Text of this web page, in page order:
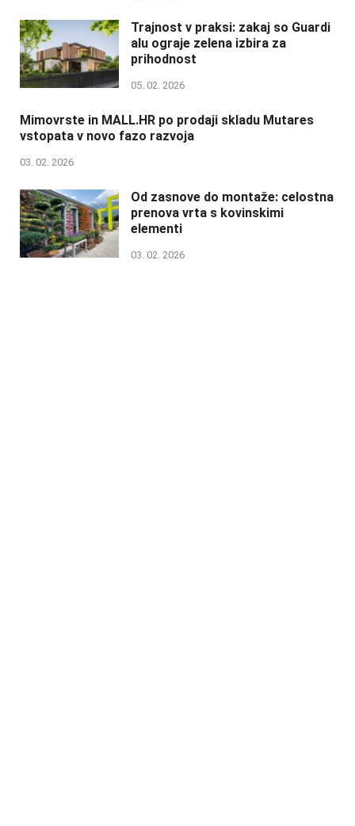
Trajnost v praksi: zakaj so Guardi
alu ograje zelena izbira za
prihodnost
05. 02. 2026
Mimovrste in MALL.HR po prodaji skladu Mutares
vstopata v novo fazo razvoja
03. 02. 2026
Od zasnove do montaže: celostna
prenova vrta s kovinskimi
elementi
03. 02. 2026